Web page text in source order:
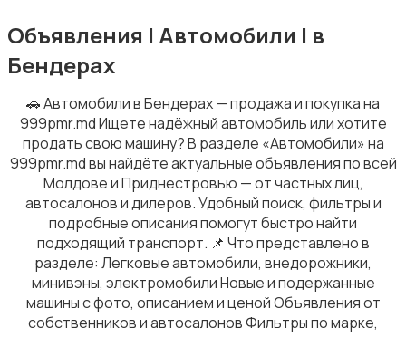
Объявления | Автомобили | в
Бендерах
🚗 Автомобили в Бендерах — продажа и покупка на
999pmr.md Ищете надёжный автомобиль или хотите
продать свою машину? В разделе «Автомобили» на
999pmr.md вы найдёте актуальные объявления по всей
Молдове и Приднестровью — от частных лиц,
автосалонов и дилеров. Удобный поиск, фильтры и
подробные описания помогут быстро найти
подходящий транспорт. 📌 Что представлено в
разделе: Легковые автомобили, внедорожники,
минивэны, электромобили Новые и подержанные
машины с фото, описанием и ценой Объявления от
собственников и автосалонов Фильтры по марке,